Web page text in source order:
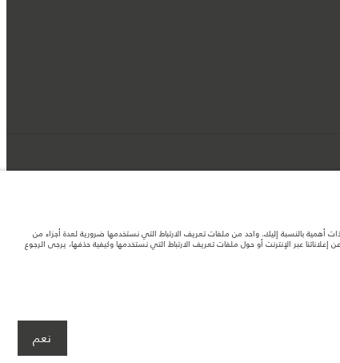
ضمن موقع الويب حاليًا المواصفات الحالية بالكامل بالنسبة إلى الميزات
ذات أهمية بالنسبة إليك. واحد من ملفات تعريف الارتباط التي نستخدمها ضرورية لعدة أجزاء من
عبر الإنترنت أو حول ملفات تعريف الارتباط التي نستخدمها وكيفية حذفها، يرجى الرجوع
نعم